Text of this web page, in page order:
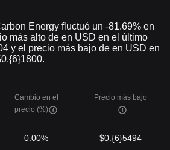
Energy fluctuó un -81.69% en
más alto de en USD en el último
y el precio más bajo de en USD en
Cambio en el
precio (%)
Precio más bajo
0.00% $0.{6}5494